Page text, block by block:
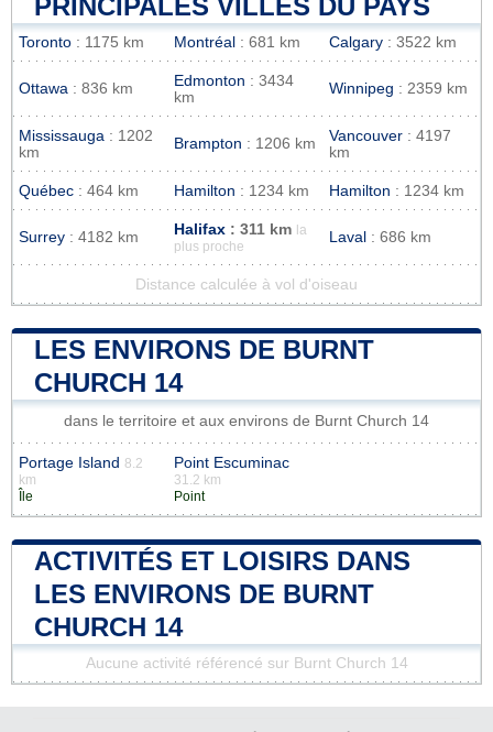
Toronto : 1175 km Montréal : 681 km Calgary : 3522 km
Ottawa : 836 km Edmonton : 3434
km
Winnipeg : 2359 km
Mississauga : 1202
km
Brampton : 1206 km Vancouver : 4197
km
Québec : 464 km Hamilton : 1234 km Hamilton : 1234 km
Surrey : 4182 km Halifax : 311 km
la
plus proche
Laval : 686 km
Distance calculée à vol d'oiseau
LES ENVIRONS DE BURNT
CHURCH 14
dans le territoire et aux environs de Burnt Church 14
Portage Island 8.2
km
Île
Point Escuminac
31.2 km
Point
ACTIVITÉS ET LOISIRS DANS
LES ENVIRONS DE BURNT
CHURCH 14
Aucune activité référencé sur Burnt Church 14